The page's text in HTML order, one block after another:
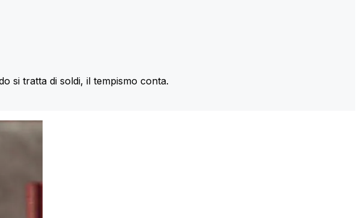
si tratta di soldi, il tempismo conta.